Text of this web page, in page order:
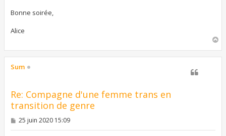
Bonne soirée,
Alice
u
Sum
Re: Compagne d'une femme trans en
transition de genre
M
25 juin 2020 15:09